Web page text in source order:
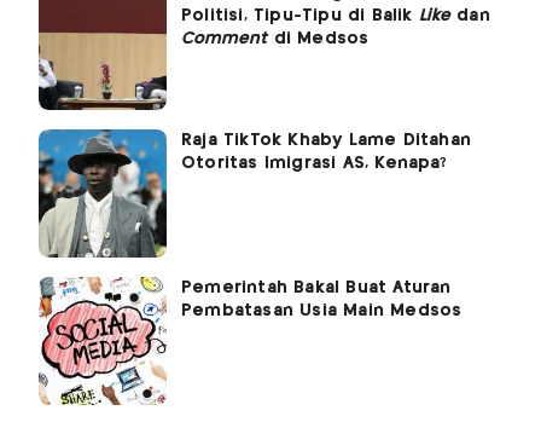
Politisi, Tipu-Tipu di Balik Likedan
Commentdi Medsos
Raja TikTok Khaby Lame Ditahan
Otoritas Imigrasi AS, Kenapa?
Pemerintah Bakal Buat Aturan
Pembatasan Usia Main Medsos